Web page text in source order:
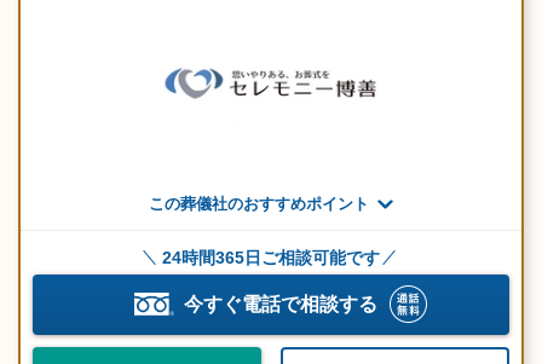
この葬儀社のおすすめポイント
24時間365日ご相談可能です
今すぐ電話で相談する